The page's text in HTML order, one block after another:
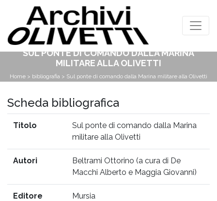
SUL PONTE DI COMANDO DALLA MARINA
MILITARE ALLA OLIVETTI
Home > bibliografia > Sul ponte di comando dalla Marina militare alla Olivetti
Scheda bibliografica
Titolo
Sul ponte di comando dalla Marina
militare alla Olivetti
Autori
Beltrami Ottorino (a cura di De
Macchi Alberto e Maggia Giovanni)
Editore Mursia